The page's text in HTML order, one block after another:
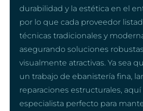
durabilidad y la estética en el
por lo que cada proveedor
técnicas tradicionales y
asegurando soluciones
visualmente atractivas. Ya sea
un trabajo de ebanistería fina,
reparaciones estructurales, aquí
especialista perfecto para